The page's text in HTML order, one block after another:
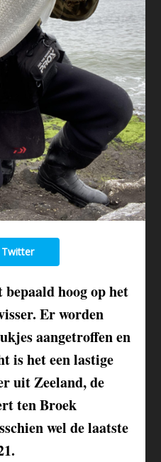
Twitter
hoog op het
Er worden
aangetroffen en
is het een lastige
uit Zeeland, de
ten Broek
wel de laatste